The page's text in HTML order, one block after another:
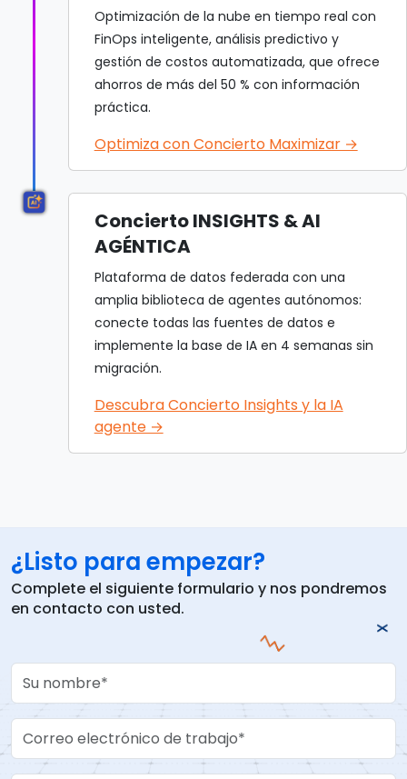
Optimización de la nube en tiempo real con
FinOps inteligente, análisis predictivo y
gestión de costos automatizada, que ofrece
ahorros de más del 50 % con información
práctica.
Optimiza con Concierto Maximizar →
Concierto INSIGHTS & AI
AGÉNTICA
Plataforma de datos federada con una
amplia biblioteca de agentes autónomos:
conecte todas las fuentes de datos e
implemente la base de IA en 4 semanas sin
migración.
Descubra Concierto Insights y la IA
agente →
¿Listo para empezar?
Complete el siguiente formulario y nos pondremos
en contacto con usted.
Your Name
Work Email